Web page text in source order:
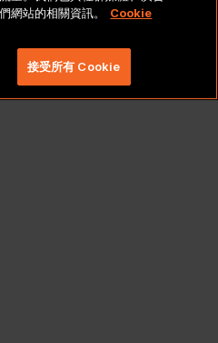
Technologies, LLC. 著作
保留一切權利。
網站的相關資訊。
Cookie
接受所有 Cookie